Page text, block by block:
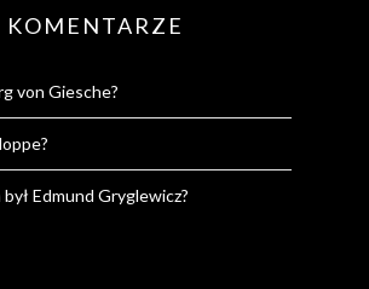
KOMENTARZE
von Giesche?
był Edmund Gryglewicz?